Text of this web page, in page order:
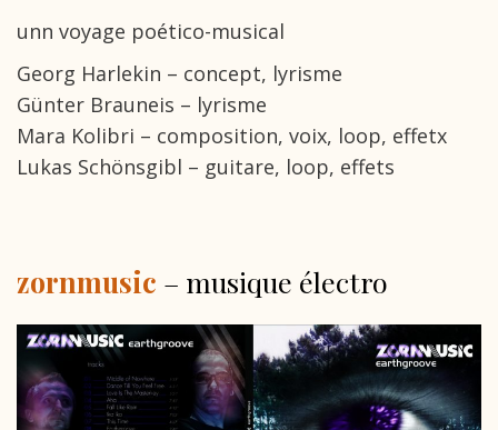
unn voyage poético-musical
Georg Harlekin – concept, lyrisme
Günter Brauneis – lyrisme
Mara Kolibri – composition, voix, loop, effetx
Lukas Schönsgibl – guitare, loop, effets
zornmusic – musique électro